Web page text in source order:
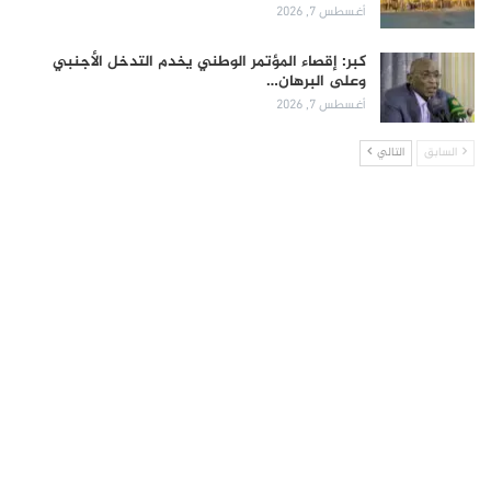
أغسطس 7, 2026
كبر: إقصاء المؤتمر الوطني يخدم التدخل الأجنبي
وعلى البرهان…
أغسطس 7, 2026
السابق التالي